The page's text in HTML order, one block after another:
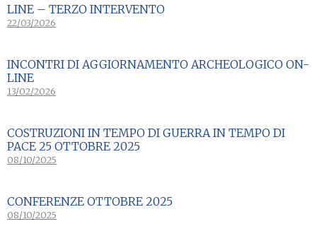
LINE – TERZO INTERVENTO
22/03/2026
INCONTRI DI AGGIORNAMENTO ARCHEOLOGICO ON-
LINE
13/02/2026
COSTRUZIONI IN TEMPO DI GUERRA IN TEMPO DI
PACE 25 OTTOBRE 2025
08/10/2025
CONFERENZE OTTOBRE 2025
08/10/2025